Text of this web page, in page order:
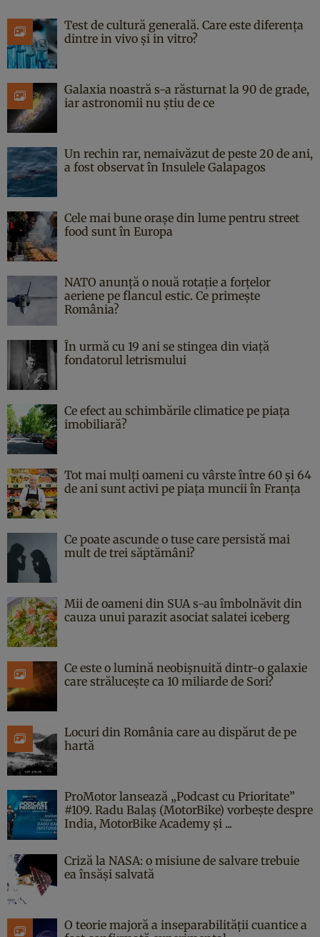
Test de cultură generală. Care este diferența
dintre in vivo și in vitro?
Galaxia noastră s-a răsturnat la 90 de grade,
iar astronomii nu știu de ce
Un rechin rar, nemaivăzut de peste 20 de ani,
a fost observat în Insulele Galapagos
Cele mai bune orașe din lume pentru street
food sunt în Europa
NATO anunță o nouă rotație a forțelor
aeriene pe flancul estic. Ce primește
România?
În urmă cu 19 ani se stingea din viaţă
fondatorul letrismului
Ce efect au schimbările climatice pe piața
imobiliară?
Tot mai mulți oameni cu vârste între 60 și 64
de ani sunt activi pe piața muncii în Franța
Ce poate ascunde o tuse care persistă mai
mult de trei săptămâni?
Mii de oameni din SUA s-au îmbolnăvit din
cauza unui parazit asociat salatei iceberg
Ce este o lumină neobișnuită dintr-o galaxie
care strălucește ca 10 miliarde de Sori?
Locuri din România care au dispărut de pe
hartă
ProMotor lansează „Podcast cu Prioritate”
#109. Radu Balaș (MotorBike) vorbește despre
India, MotorBike Academy și ...
Criză la NASA: o misiune de salvare trebuie
ea însăși salvată
O teorie majoră a inseparabilității cuantice a